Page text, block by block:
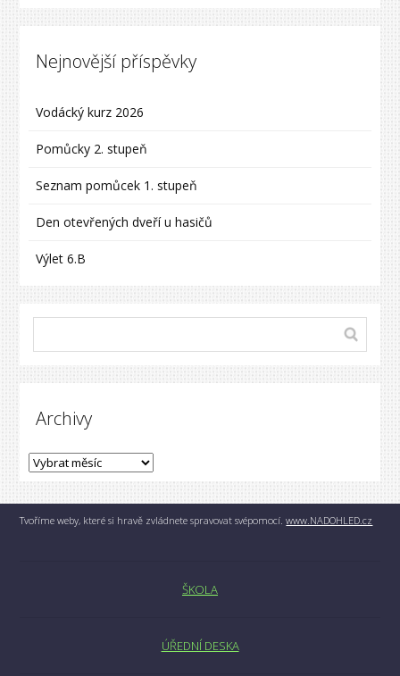
Nejnovější příspěvky
Vodácký kurz 2026
Pomůcky 2. stupeň
Seznam pomůcek 1. stupeň
Den otevřených dveří u hasičů
Výlet 6.B
Archivy
Tvoříme weby, které si hravě zvládnete spravovat svépomocí.www.NADOHLED.cz
ŠKOLA
ÚŘEDNÍ DESKA